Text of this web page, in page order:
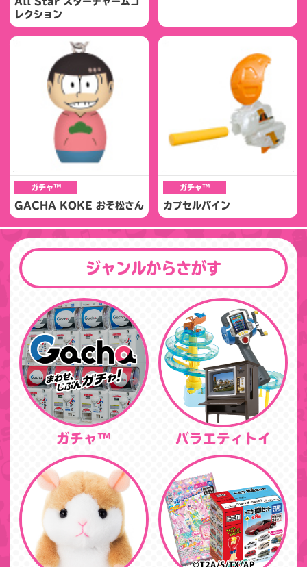
レクション
ガチャ™
GACHA KOKE おそ松さん
ガチャ™
カプセルバイン
ジャンルからさがす
ガチャ™ バラエティトイ